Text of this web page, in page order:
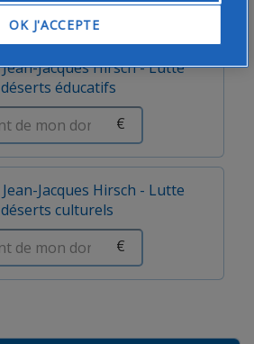
Jacques Hirsch - Lutte
éducatifs
€
Jacques Hirsch - Lutte
culturels
€
OK J'ACCEPTE